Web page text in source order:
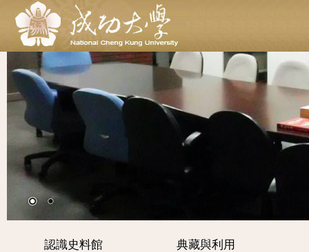
認識史料館 典藏與利用